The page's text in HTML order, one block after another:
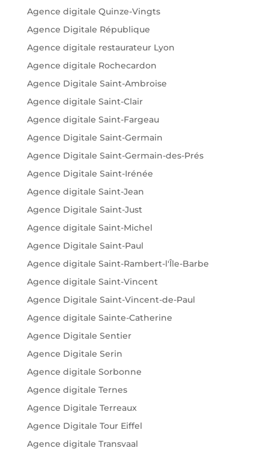
Agence digitale Quinze-Vingts
Agence Digitale République
Agence digitale restaurateur Lyon
Agence digitale Rochecardon
Agence Digitale Saint-Ambroise
Agence digitale Saint-Clair
Agence digitale Saint-Fargeau
Agence Digitale Saint-Germain
Agence Digitale Saint-Germain-des-Prés
Agence Digitale Saint-Irénée
Agence digitale Saint-Jean
Agence Digitale Saint-Just
Agence digitale Saint-Michel
Agence Digitale Saint-Paul
Agence digitale Saint-Rambert-l'Île-Barbe
Agence digitale Saint-Vincent
Agence Digitale Saint-Vincent-de-Paul
Agence digitale Sainte-Catherine
Agence Digitale Sentier
Agence Digitale Serin
Agence digitale Sorbonne
Agence digitale Ternes
Agence Digitale Terreaux
Agence Digitale Tour Eiffel
Agence digitale Transvaal